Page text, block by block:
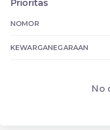
Prioritas
NOMOR
KEWARGANEGARAAN
No